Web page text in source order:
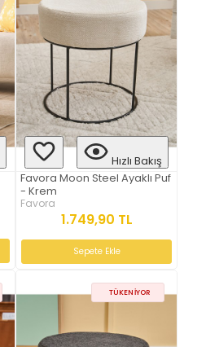
Hızlı Bakış
Favora Moon Steel Ayaklı Puf
- Krem
Favora
1.749,90 TL
Sepete Ekle
TÜKENIYOR